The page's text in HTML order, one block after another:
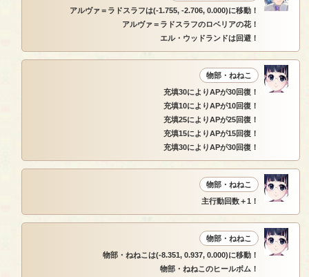
アルヴァ＝ラドスラフは(-1.755, -2.706, 0.000)に移動！
アルヴァ＝ラドスラフのロベリアの花！
エル・ウッドランドは回避！
物部・ねねこ
充填30によりAPが30回復！
充填10によりAPが10回復！
充填25によりAPが25回復！
充填15によりAPが15回復！
充填30によりAPが30回復！
物部・ねねこ
主行動回数＋1！
物部・ねねこ
物部・ねねこは(-8.351, 0.937, 0.000)に移動！
物部・ねねこのヒールボム！